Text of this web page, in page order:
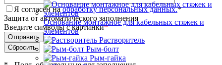
Основание монтажное для кабельных стяжек и
элементов
Растворитель
Рым-болт
Рым-гайка
Я согласен наобработку персональных данных.*
Защита от автоматического заполнения
Введите символы с картинки*